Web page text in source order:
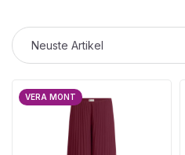
VERA MONT